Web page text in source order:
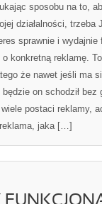
sposobu na to,
działalności,
sprawnie i wydajnie
o konkretną reklamę.
że nawet jeśli ma
będzie on schodził
postaci reklamy,
jaka […]